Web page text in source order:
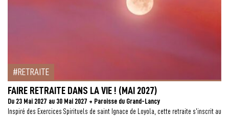
RETRAITE
FAIRE RETRAITE DANS LA VIE ! (MAI 2027)
Du 23 Mai 2027 au 30 Mai 2027 + Paroisse du Grand-Lancy
Inspiré des Exercices Spirituels de saint Ignace de Loyola, cette retraite s’inscrit au